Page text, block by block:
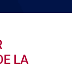
LA